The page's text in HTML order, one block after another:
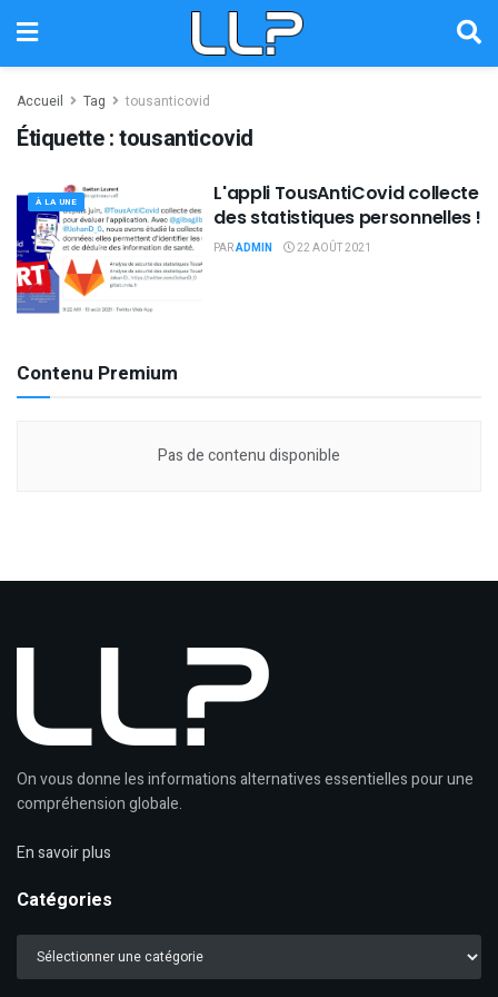
Accueil Tag tousanticovid
Étiquette :tousanticovid
À LA UNE
L'appli TousAntiCovid collecte
des statistiques personnelles !
PARADMIN 22 AOÛT 2021
Contenu Premium
Pas de contenu disponible
On vous donne les informations alternatives essentielles pour une
compréhension globale.
En savoir plus
Catégories
Catégories